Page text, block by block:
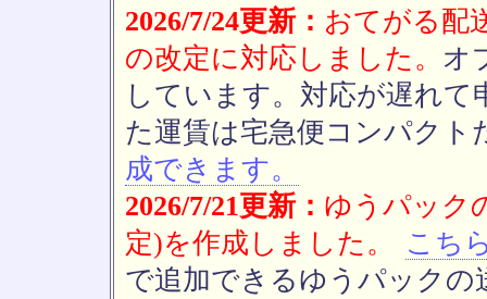
2026/7/24更新： おてがる配
の改定に対応しました。 オ
しています。対応が遅れ
た運賃は宅急便コンパクト
成できます。
2026/7/21更新： ゆうパック
定)を作成しました。
こち
で追加できるゆうパックの